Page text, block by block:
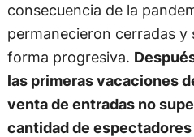
consecuencia de la
permanecieron cerradas y
forma progresiva.
las primeras vacaciones
venta de entradas no
cantidad de